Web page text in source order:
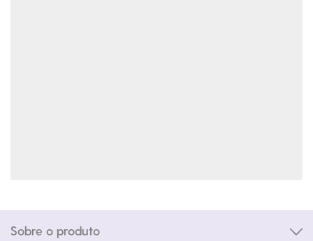
Sobre o produto